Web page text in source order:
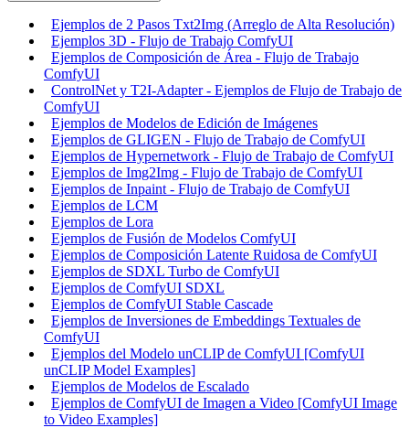
Ejemplos de 2 Pasos Txt2Img (Arreglo de Alta Resolución)
Ejemplos 3D - Flujo de Trabajo ComfyUI
Ejemplos de Composición de Área - Flujo de Trabajo
ComfyUI
ControlNet y T2I-Adapter - Ejemplos de Flujo de Trabajo de
ComfyUI
Ejemplos de Modelos de Edición de Imágenes
Ejemplos de GLIGEN - Flujo de Trabajo de ComfyUI
Ejemplos de Hypernetwork - Flujo de Trabajo de ComfyUI
Ejemplos de Img2Img - Flujo de Trabajo de ComfyUI
Ejemplos de Inpaint - Flujo de Trabajo de ComfyUI
Ejemplos de LCM
Ejemplos de Lora
Ejemplos de Fusión de Modelos ComfyUI
Ejemplos de Composición Latente Ruidosa de ComfyUI
Ejemplos de SDXL Turbo de ComfyUI
Ejemplos de ComfyUI SDXL
Ejemplos de ComfyUI Stable Cascade
Ejemplos de Inversiones de Embeddings Textuales de
ComfyUI
Ejemplos del Modelo unCLIP de ComfyUI [ComfyUI
unCLIP Model Examples]
Ejemplos de Modelos de Escalado
Ejemplos de ComfyUI de Imagen a Video [ComfyUI Image
to Video Examples]